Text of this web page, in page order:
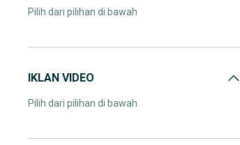
Pilih dari pilihan di bawah
IKLAN VIDEO
Pilih dari pilihan di bawah